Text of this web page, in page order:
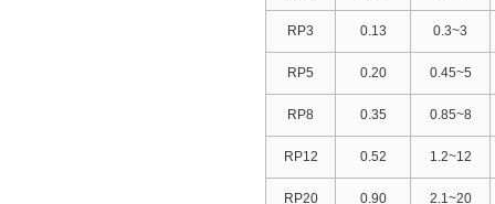
RP3 0.13 0.3~3
RP5 0.20 0.45~5
RP8 0.35 0.85~8
RP12 0.52 1.2~12
RP20 0.90 2.1~20